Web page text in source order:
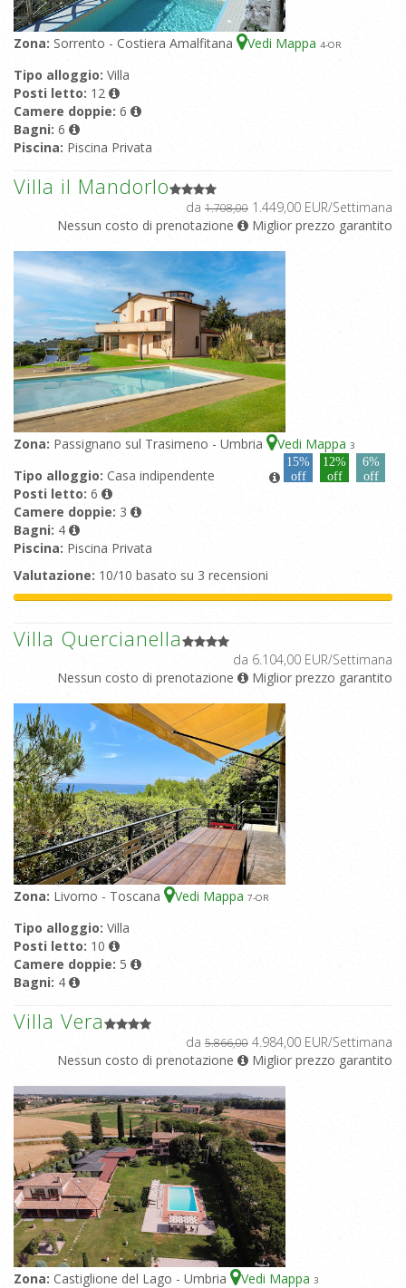
Zona: Sorrento - Costiera Amalfitana Vedi Mappa 4-OR
Tipo alloggio: Villa
Posti letto: 12
Camere doppie: 6
Bagni: 6
Piscina: Piscina Privata
Villa il Mandorlo
da 1.708,00 1.449,00 EUR/Settimana
Nessun costo di prenotazione
Miglior prezzo garantito
Zona: Passignano sul Trasimeno - Umbria Vedi Mappa 3
15%
off
12%
off
6%
off
Tipo alloggio: Casa indipendente
Posti letto: 6
Camere doppie: 3
Bagni: 4
Piscina: Piscina Privata
Valutazione: 10/10 basato su 3 recensioni
Villa Quercianella
da 6.104,00 EUR/Settimana
Nessun costo di prenotazione
Miglior prezzo garantito
Zona: Livorno - Toscana Vedi Mappa 7-OR
Tipo alloggio: Villa
Posti letto: 10
Camere doppie: 5
Bagni: 4
Villa Vera
da 5.866,00 4.984,00 EUR/Settimana
Nessun costo di prenotazione
Miglior prezzo garantito
Zona: Castiglione del Lago - Umbria Vedi Mappa 3